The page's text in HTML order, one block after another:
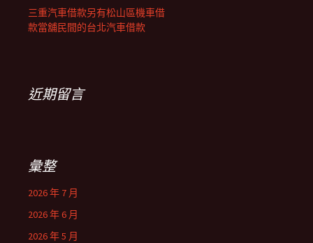
三重汽車借款另有松山區機車借
款當舖民間的台北汽車借款
近期留言
彙整
2026 年 7 月
2026 年 6 月
2026 年 5 月